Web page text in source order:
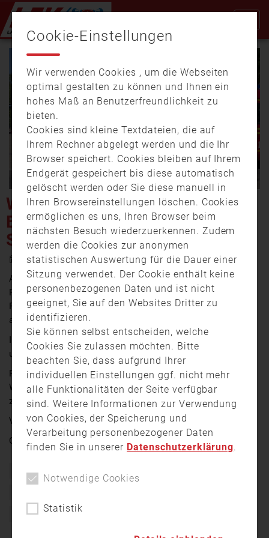
Video
WELTKRIEGSBOMBE BEI
BAUARBEITEN IN
SCHWABING GEFUNDEN
2. Juli 2025 16:45
Am Vormittag ist auf einer Baustelle eine 125-Kilo
Fliegerbombe in Schwabing gefunden worden.
Polizei und Feuerwehr haben daraufhin den Umkreis
abgesperrt.
In der direkten Nachbarschaft der Bombe befinden sich
unter anderem ein Kindergarten und ein Krankenhaus
Für viele Anwohner ein Schock sie mussten ihre
Wohnungen verlassen oder durften nicht in sie
zurückkehren.
Vor Ort waren Marion Gehlert und Kian Vaziri Elahi
Quelle:münchen.tv
Bayern
News Schwabing
Cookie-Einstellungen
Wir verwenden Cookies , um die Webseiten
optimal gestalten zu können und Ihnen ein
hohes Maß an Benutzerfreundlichkeit zu
bieten.
Cookies sind kleine Textdateien, die auf
Ihrem Rechner abgelegt werden und die Ihr
Browser speichert. Cookies bleiben auf Ihrem
Endgerät gespeichert bis diese automatisch
gelöscht werden oder Sie diese manuell in
Ihren Browsereinstellungen löschen. Cookies
ermöglichen es uns, Ihren Browser beim
nächsten Besuch wiederzuerkennen. Zudem
werden die Cookies zur anonymen
statistischen Auswertung für die Dauer einer
Sitzung verwendet. Der Cookie enthält keine
personenbezogenen Daten und ist nicht
geeignet, Sie auf den Websites Dritter zu
identifizieren.
Sie können selbst entscheiden, welche
Cookies Sie zulassen möchten. Bitte
beachten Sie, dass aufgrund Ihrer
individuellen Einstellungen ggf. nicht mehr
alle Funktionalitäten der Seite verfügbar
sind. Weitere Informationen zur Verwendung
von Cookies, der Speicherung und
Verarbeitung personenbezogener Daten
finden Sie in unserer Datenschutzerklärung.
Notwendige Cookies
Statistik